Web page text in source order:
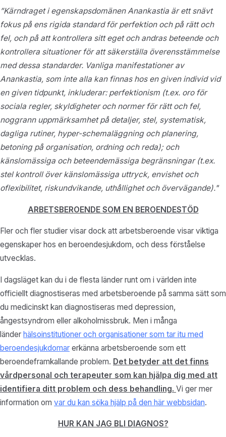
”Kärndraget i egenskapsdomänen Anankastia är ett snävt
fokus på ens rigida standard för perfektion och på rätt och
fel, och på att kontrollera sitt eget och andras beteende och
kontrollera situationer för att säkerställa överensstämmelse
med dessa standarder. Vanliga manifestationer av
Anankastia, som inte alla kan finnas hos en given individ vid
en given tidpunkt, inkluderar: perfektionism (t.ex. oro för
sociala regler, skyldigheter och normer för rätt och fel,
noggrann uppmärksamhet på detaljer, stel, systematisk,
dagliga rutiner, hyper-schemaläggning och planering,
betoning på organisation, ordning och reda); och
känslomässiga och beteendemässiga begränsningar (t.ex.
stel kontroll över känslomässiga uttryck, envishet och
oflexibilitet, riskundvikande, uthållighet och övervägande)."
ARBETSBEROENDE SOM EN BEROENDESTÖD
Fler och fler studier visar dock att arbetsberoende visar viktiga
egenskaper hos en beroendesjukdom, och dess förståelse
utvecklas.
I dagsläget kan du i de flesta länder runt om i världen inte
officiellt diagnostiseras med arbetsberoende på samma sätt som
du medicinskt kan diagnostiseras med depression,
ångestsyndrom eller alkoholmissbruk. Men i många
länder hälsoinstitutioner och organisationer som tar itu med
beroendesjukdomar erkänna arbetsberoende som ett
beroendeframkallande problem. Det betyder att det finns
vårdpersonal och terapeuter som kan hjälpa dig med att
identifiera ditt problem och dess behandling. Vi ger mer
information om var du kan söka hjälp på den här webbsidan.
HUR KAN JAG BLI DIAGNOS?